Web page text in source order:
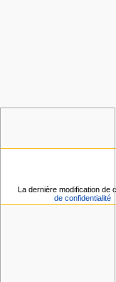
La dernière modification de
de confidentialité